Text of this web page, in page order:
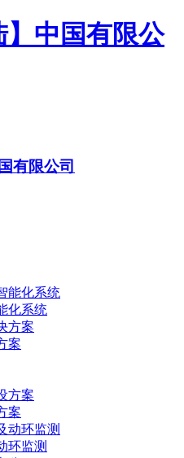
】中国有限公
有限公司
化系统
案
案
环监测